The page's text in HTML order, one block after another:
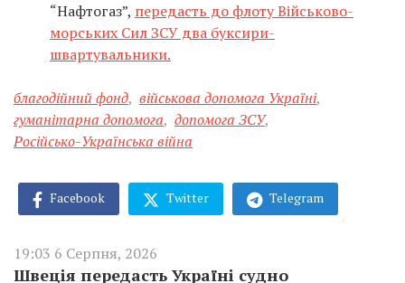
“Нафтогаз”, передасть до флоту Військово-
морських Сил ЗСУ два буксири-
швартувальники.
благодійний фонд, військова допомога Україні,
гуманітарна допомога, допомога ЗСУ,
Російсько-Українська війна
Facebook Twitter Telegram
19:03 6 Серпня, 2026
Швеція передасть Україні судно